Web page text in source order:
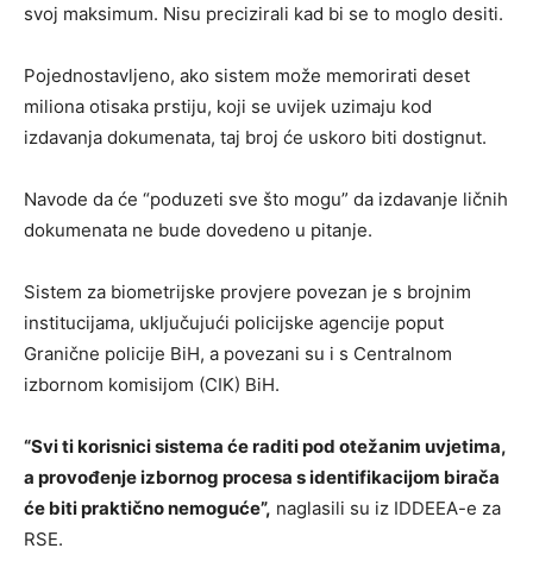
svoj maksimum. Nisu precizirali kad bi se to moglo desiti.
Pojednostavljeno, ako sistem može memorirati deset
miliona otisaka prstiju, koji se uvijek uzimaju kod
izdavanja dokumenata, taj broj će uskoro biti dostignut.
Navode da će “poduzeti sve što mogu” da izdavanje ličnih
dokumenata ne bude dovedeno u pitanje.
Sistem za biometrijske provjere povezan je s brojnim
institucijama, uključujući policijske agencije poput
Granične policije BiH, a povezani su i s Centralnom
izbornom komisijom (CIK) BiH.
“Svi ti korisnici sistema će raditi pod otežanim uvjetima,
a provođenje izbornog procesa s identifikacijom birača
će biti praktično nemoguće”, naglasili su iz IDDEEA-e za
RSE.